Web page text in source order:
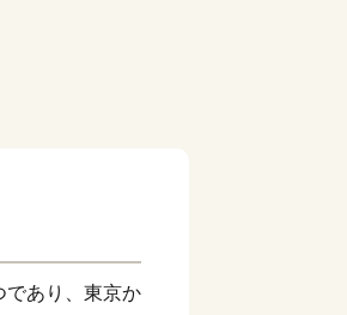
あり、東京か